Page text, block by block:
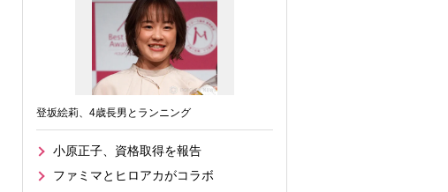
登坂絵莉、4歳長男とランニング
小原正子、資格取得を報告
ファミマとヒロアカがコラボ